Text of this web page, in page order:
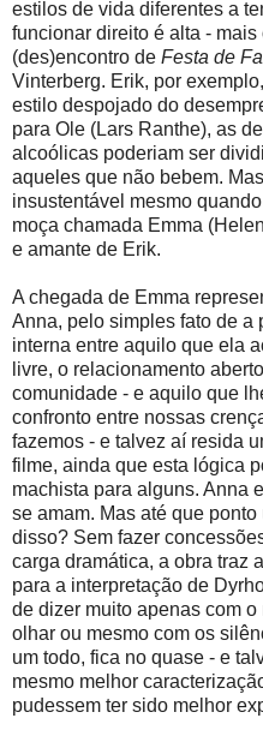
estilos de vida diferentes a
funcionar direito é alta -
(des)encontro de Festa de
Vinterberg. Erik, por
estilo despojado do
para Ole (Lars Ranthe), as
alcoólicas poderiam ser
aqueles que não bebem.
insustentável mesmo
moça chamada Emma
e amante de Erik.
A chegada de Emma
Anna, pelo simples fato de a
interna entre aquilo que ela
livre, o relacionamento
comunidade - e aquilo que
confronto entre nossas
fazemos - e talvez aí resida
filme, ainda que esta lógica
machista para alguns. Anna
se amam. Mas até que
disso? Sem fazer
carga dramática, a obra traz
para a interpretação de
de dizer muito apenas com
olhar ou mesmo com os
um todo, fica no quase - e
mesmo melhor
pudessem ter sido melhor